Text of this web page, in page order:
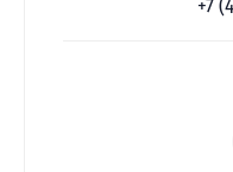
+7